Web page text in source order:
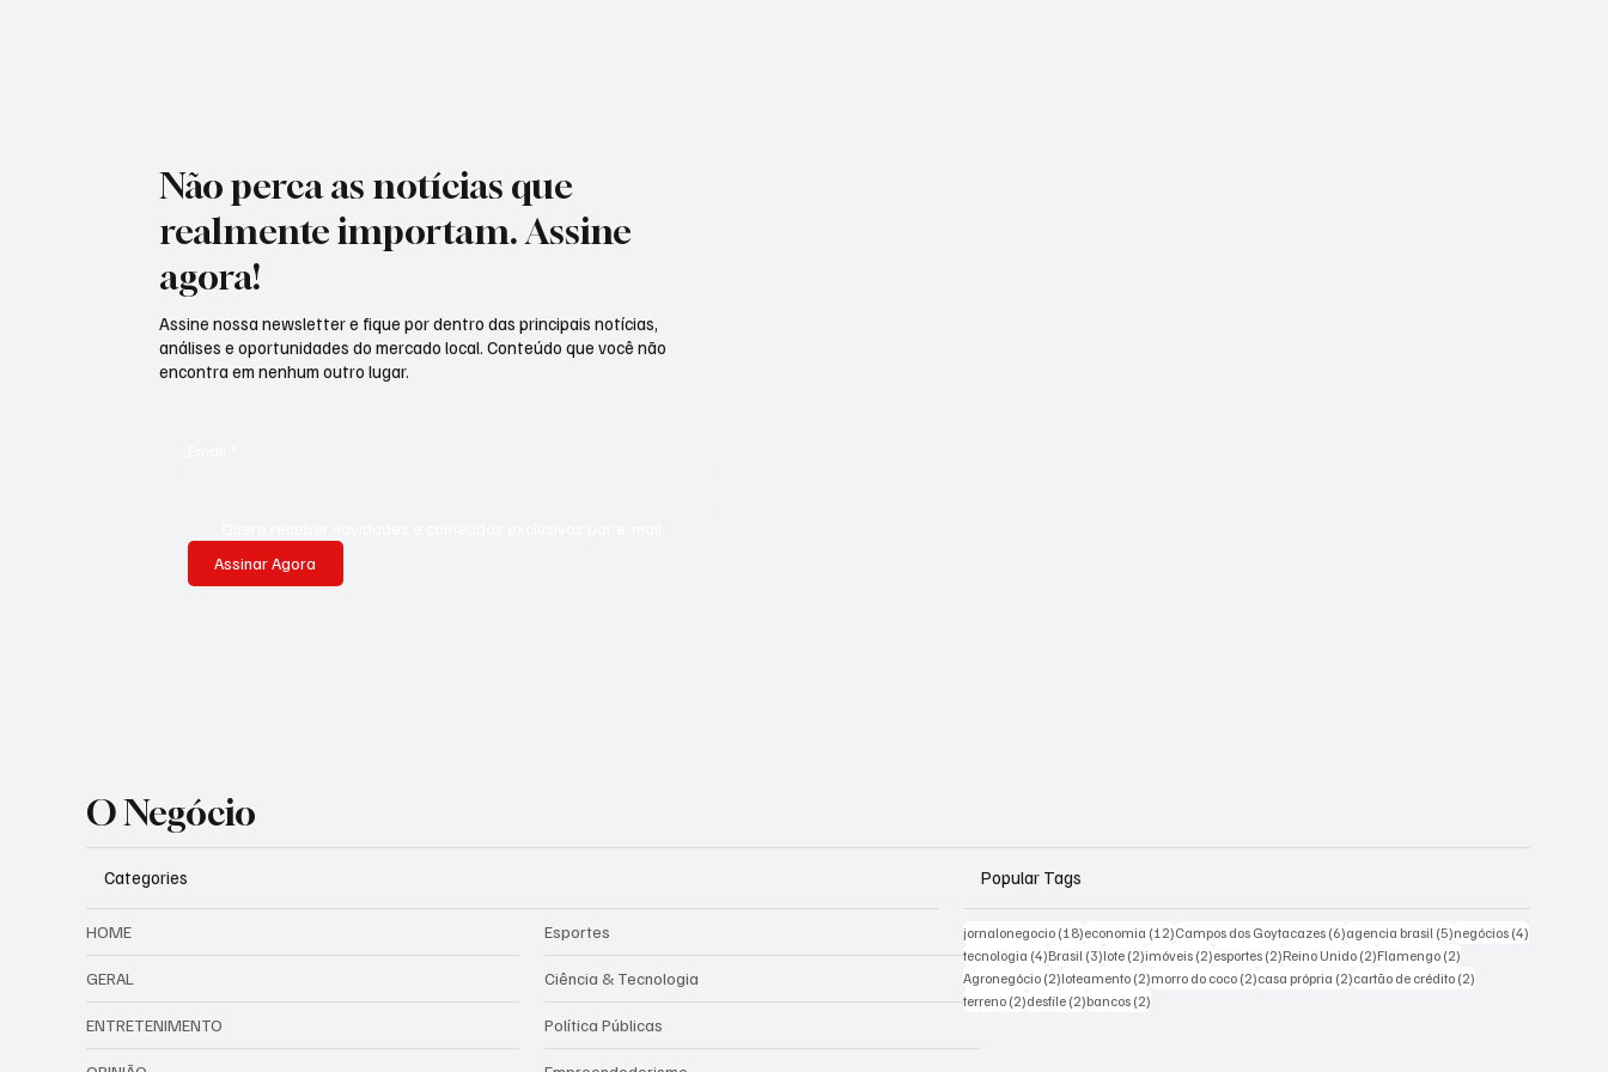
Não perca as notícias que
realmente importam. Assine
agora!
Assinar Agora
Assine nossa newsletter e fique por dentro das principais notícias,
análises e oportunidades do mercado local. Conteúdo que você não
encontra em nenhum outro lugar.
O Negócio
Categories
HOME
GERAL
ENTRETENIMENTO
Esportes
Ciência & Tecnologia
Política Públicas
Popular Tags
jornalonegocio (18)18 posts
economia (12)12 posts
Campos dos Goytacazes (6)6 posts
agencia brasil (5)5 posts
negócios (4)
tecnologia (4)4 posts
Brasil (3)3 posts
lote (2)2 posts
imóveis (2)2 posts
esportes (2)2 posts
Reino Unido (2)2 posts
Flamengo (2)
Agronegócio (2)2 posts
loteamento (2)2 posts
morro do coco (2)2 posts
casa própria (2)2 posts
cartão de crédito (2)
terreno (2)2 posts
desfile (2)2 posts
bancos (2)